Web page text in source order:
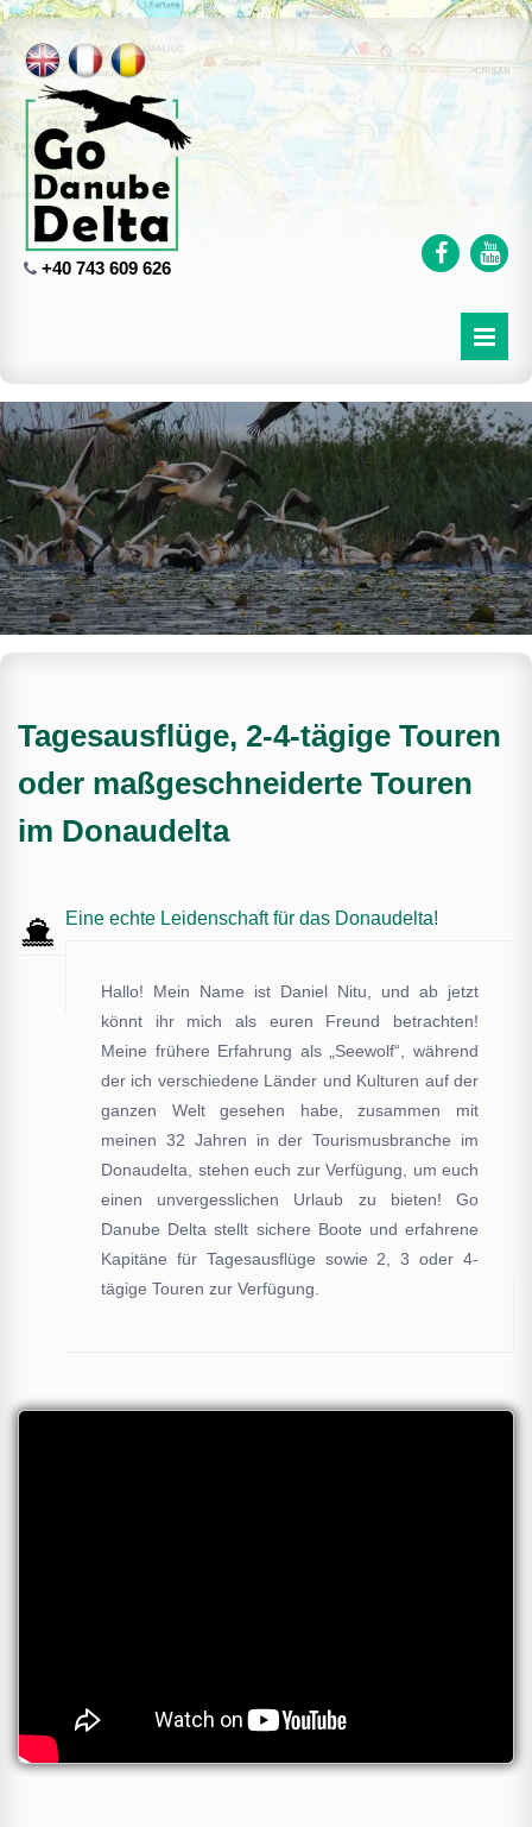
+40 743 609 626
Tagesausflüge, 2-4-tägige Touren
oder maßgeschneiderte Touren
im Donaudelta
Eine echte Leidenschaft für das Donaudelta!
Hallo! Mein Name ist Daniel Nitu, und ab jetzt
könnt ihr mich als euren Freund betrachten!
Meine frühere Erfahrung als „Seewolf“, während
der ich verschiedene Länder und Kulturen auf der
ganzen Welt gesehen habe, zusammen mit
meinen 32 Jahren in der Tourismusbranche im
Donaudelta, stehen euch zur Verfügung, um euch
einen unvergesslichen Urlaub zu bieten! Go
Danube Delta stellt sichere Boote und erfahrene
Kapitäne für Tagesausflüge sowie 2, 3 oder 4-
tägige Touren zur Verfügung.